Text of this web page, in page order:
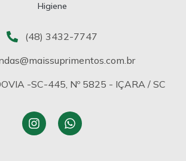
Higiene
(48) 3432-7747
-SC-445, Nº 5825 - IÇARA / SC